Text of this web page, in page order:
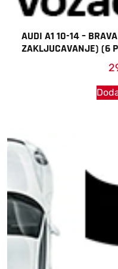
AUDI A1 10-14 –
ZAKLJUCAVANJE) (6